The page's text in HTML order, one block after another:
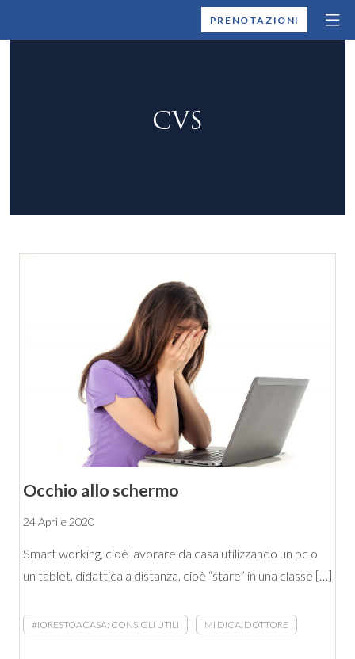
MONTALLEGROPRENOTAZIONI
CVS
Occhio allo schermo
24 Aprile 2020
Smart working, cioè lavorare da casa utilizzando un pc o
un tablet, didattica a distanza, cioè “stare” in una classe […]
#IORESTOACASA: CONSIGLI UTILI MI DICA, DOTTORE